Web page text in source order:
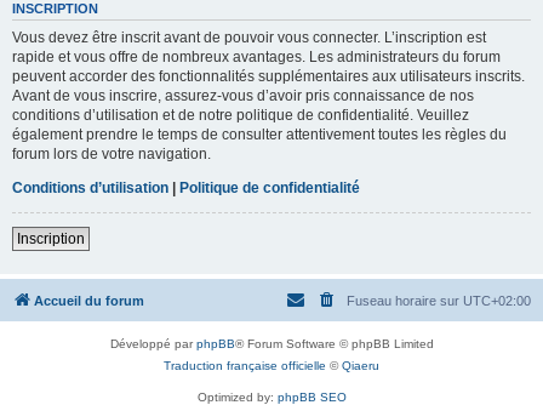
INSCRIPTION
Vous devez être inscrit avant de pouvoir vous connecter. L’inscription est
rapide et vous offre de nombreux avantages. Les administrateurs du forum
peuvent accorder des fonctionnalités supplémentaires aux utilisateurs inscrits.
Avant de vous inscrire, assurez-vous d’avoir pris connaissance de nos
conditions d’utilisation et de notre politique de confidentialité. Veuillez
également prendre le temps de consulter attentivement toutes les règles du
forum lors de votre navigation.
Conditions d’utilisation | Politique de confidentialité
Inscription
Accueil du forum Fuseau horaire sur UTC+02:00
Développé parphpBB® Forum Software © phpBB Limited
Traduction française officielle ©Qiaeru
Optimized by: phpBB SEO